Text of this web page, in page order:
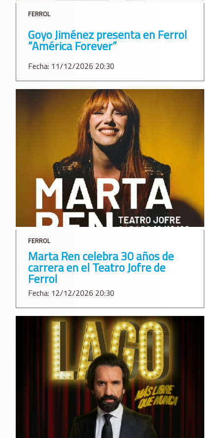
FERROL
Goyo Jiménez presenta en Ferrol
“América Forever”
Fecha: 11/12/2026 20:30
FERROL
Marta Ren celebra 30 años de
carrera en el Teatro Jofre de
Ferrol
Fecha: 12/12/2026 20:30